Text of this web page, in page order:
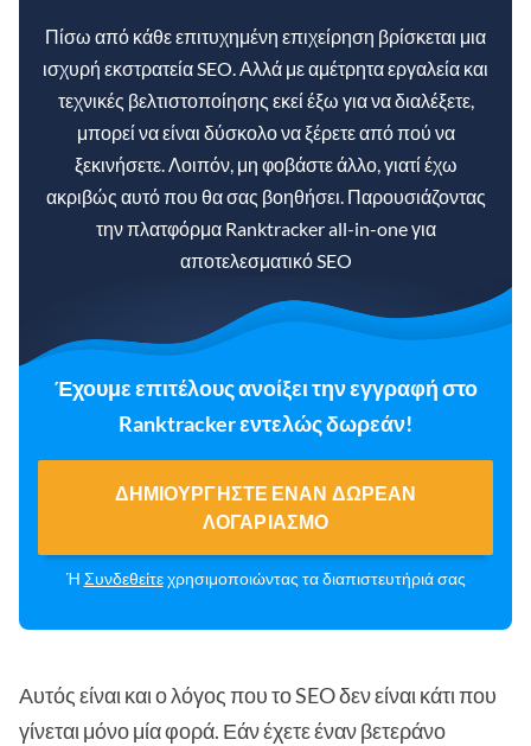
Πίσω από κάθε επιτυχημένη επιχείρηση βρίσκεται μια
ισχυρή εκστρατεία SEO. Αλλά με αμέτρητα εργαλεία και
τεχνικές βελτιστοποίησης εκεί έξω για να διαλέξετε,
μπορεί να είναι δύσκολο να ξέρετε από πού να
ξεκινήσετε. Λοιπόν, μη φοβάστε άλλο, γιατί έχω
ακριβώς αυτό που θα σας βοηθήσει. Παρουσιάζοντας
την πλατφόρμα Ranktracker all-in-one για
αποτελεσματικό SEO
Έχουμε επιτέλους ανοίξει την εγγραφή στο
Ranktracker εντελώς δωρεάν!
ΔΗΜΙΟΥΡΓΉΣΤΕ ΈΝΑΝ ΔΩΡΕΆΝ
ΛΟΓΑΡΙΑΣΜΌ
Ή Συνδεθείτεχρησιμοποιώντας τα διαπιστευτήριά σας
Αυτός είναι και ο λόγος που το SEO δεν είναι κάτι που
γίνεται μόνο μία φορά. Εάν έχετε έναν βετεράνο